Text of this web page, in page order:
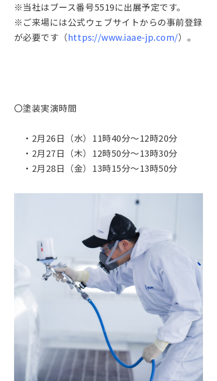
※当社はブース番号5519に出展予定です。
※ご来場には公式ウェブサイトからの事前登録
が必要です（https://www.iaae-jp.com/）。
〇塗装実演時間
・2月26日（水）11時40分～12時20分
・2月27日（木）12時50分～13時30分
・2月28日（金）13時15分～13時50分